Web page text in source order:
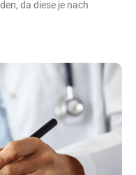
da diese je nach